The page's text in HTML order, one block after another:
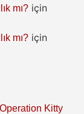
mı? için
mı? için
Kitty